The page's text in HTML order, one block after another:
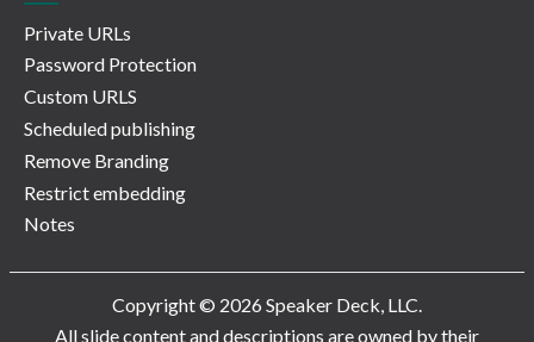
Private URLs
Password Protection
Custom URLS
Scheduled publishing
Remove Branding
Restrict embedding
Notes
Copyright © 2026 Speaker Deck, LLC.
All slide content and descriptions are owned by their